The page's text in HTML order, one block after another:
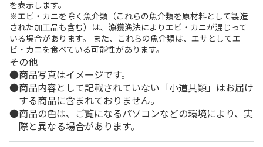
を表示します。
※エビ・カニを除く魚介類（これらの魚介類を原材料として製造
された加工品も含む）は、漁獲漁法によりエビ・カニが混じって
いる場合があります。 また、これらの魚介類は、エサとしてエ
ビ・カニを食べている可能性があります。
その他
商品写真はイメージです。
商品内容として記載されていない「小道具類」はお届け
する商品に含まれておりません。
商品の色は、ご覧になるパソコンなどの環境により、実
際と異なる場合があります。